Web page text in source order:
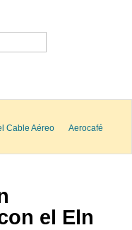
Cable Aéreo
Aerocafé
el Eln